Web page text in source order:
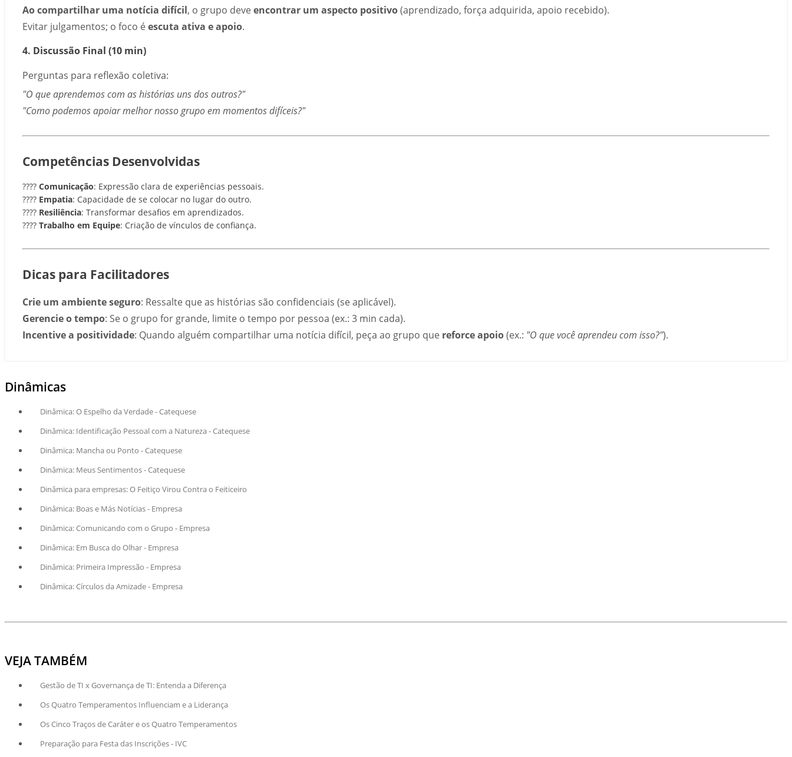
Ao compartilhar uma notícia difícil, o grupo deveencontrar um aspecto positivo(aprendizado, força adquirida, apoio recebido).
Evitar julgamentos; o foco éescuta ativa e apoio.
4. Discussão Final (10 min)
Perguntas para reflexão coletiva:
"O que aprendemos com as histórias uns dos outros?"
"Como podemos apoiar melhor nosso grupo em momentos difíceis?"
Competências Desenvolvidas
???? Comunicação: Expressão clara de experiências pessoais.
???? Empatia: Capacidade de se colocar no lugar do outro.
???? Resiliência: Transformar desafios em aprendizados.
???? Trabalho em Equipe: Criação de vínculos de confiança.
Dicas para Facilitadores
Crie um ambiente seguro: Ressalte que as histórias são confidenciais (se aplicável).
Gerencie o tempo: Se o grupo for grande, limite o tempo por pessoa (ex.: 3 min cada).
Incentive a positividade: Quando alguém compartilhar uma notícia difícil, peça ao grupo que reforce apoio(ex.: "O que você aprendeu com isso?").
Dinâmicas
Dinâmica: O Espelho da Verdade - Catequese
Dinâmica: Identificação Pessoal com a Natureza - Catequese
Dinâmica: Mancha ou Ponto - Catequese
Dinâmica: Meus Sentimentos - Catequese
Dinâmica para empresas: O Feitiço Virou Contra o Feiticeiro
Dinâmica: Boas e Más Notícias - Empresa
Dinâmica: Comunicando com o Grupo - Empresa
Dinâmica: Em Busca do Olhar - Empresa
Dinâmica: Primeira Impressão - Empresa
Dinâmica: Círculos da Amizade - Empresa
VEJA TAMBÉM
Gestão de TI x Governança de TI: Entenda a Diferença
Os Quatro Temperamentos Influenciam e a Liderança
Os Cinco Traços de Caráter e os Quatro Temperamentos
Preparação para Festa das Inscrições - IVC